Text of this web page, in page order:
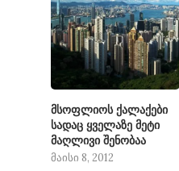
მსოფლიოს ქალაქები
სადაც ყველაზე მეტი
მაღლივი შენობაა
მაისი 8, 2012